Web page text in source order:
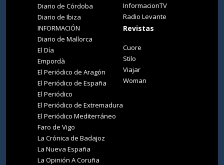
Diario de Córdoba
Diario de Ibiza
INFORMACIÓN
Diario de Mallorca
El Día
Empordà
El Periódico de Aragón
El Periódico de España
El Periódico
El Periódico de Extremadura
El Periódico Mediterráneo
Faro de Vigo
La Crónica de Badajoz
La Nueva España
La Opinión A Coruña
InformacionTV
Radio Levante
Revistas
Cuore
Stilo
Viajar
Woman